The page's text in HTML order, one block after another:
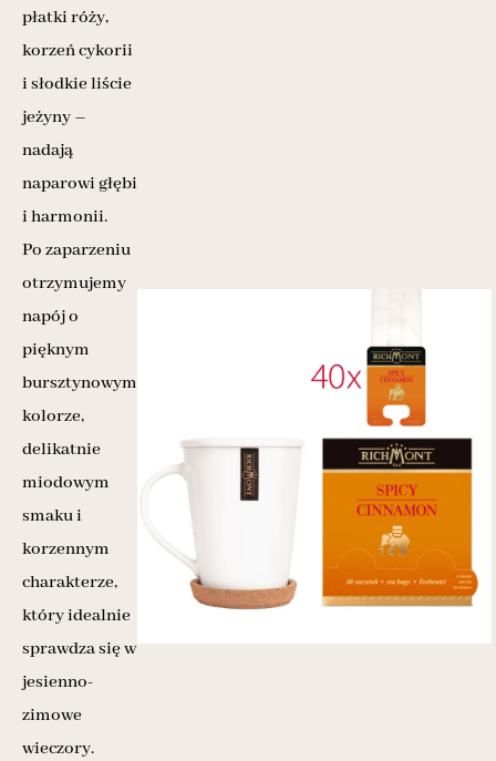
płatki róży,
korzeń cykorii
i słodkie liście
jeżyny –
nadają
naparowi głębi
i harmonii.
Po zaparzeniu
otrzymujemy
napój o
pięknym
bursztynowym
kolorze,
delikatnie
miodowym
smaku i
korzennym
charakterze,
który idealnie
sprawdza się w
jesienno-
zimowe
wieczory.